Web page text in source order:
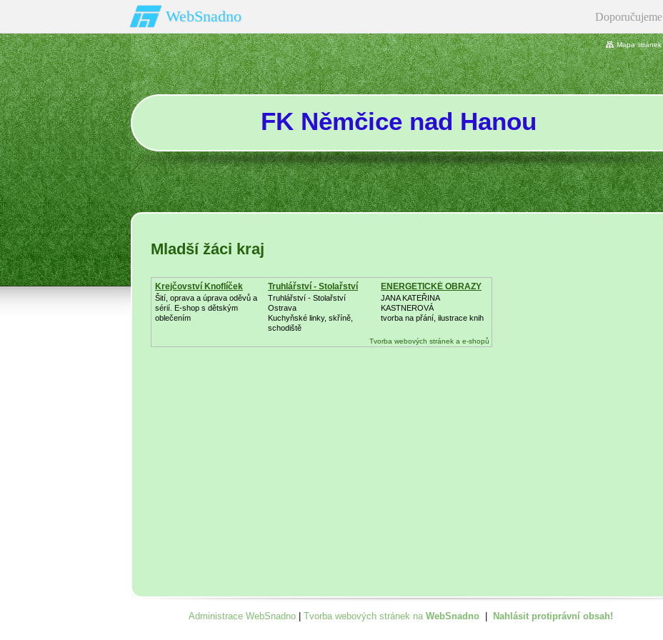
WebSnadno Doporučujeme
FK Němčice nad Hanou
Mapa stránek
Mladší žáci kraj
Krejčovství Knoflíček
Šití, oprava a úprava oděvů a
sérií. E-shop s dětským
oblečením
Truhlářství - Stolařství
Truhlářství - Stolařství
Ostrava
Kuchyňské linky, skříně,
schodiště
ENERGETICKÉ OBRAZY
JANA KATEŘINA
KASTNEROVÁ
tvorba na přání, ilustrace knih
Tvorba webových stránek a e-shopů
Administrace WebSnadno| Tvorba webových stránek na WebSnadno| Nahlásit protiprávní obsah!